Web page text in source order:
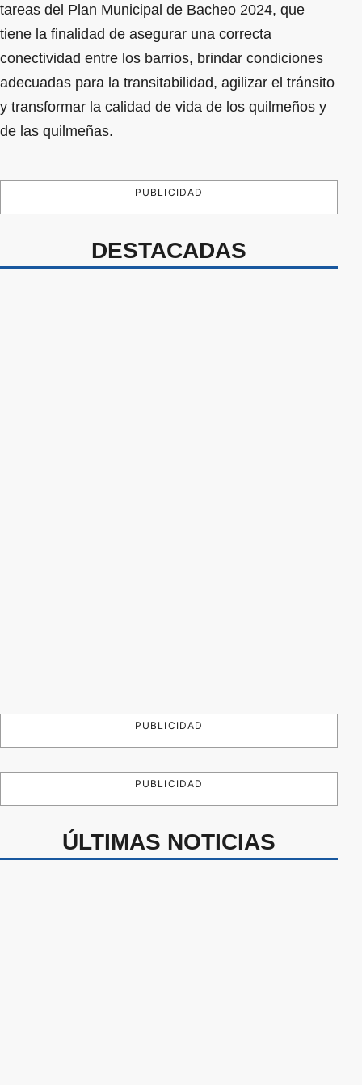
tareas del Plan Municipal de Bacheo 2024, que
tiene la finalidad de asegurar una correcta
conectividad entre los barrios, brindar condiciones
adecuadas para la transitabilidad, agilizar el tránsito
y transformar la calidad de vida de los quilmeños y
de las quilmeñas.
PUBLICIDAD
DESTACADAS
PUBLICIDAD
PUBLICIDAD
ÚLTIMAS NOTICIAS